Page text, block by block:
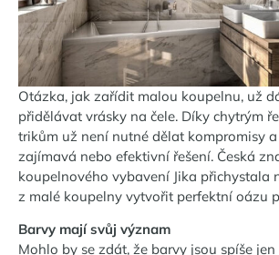
Otázka, jak zařídit malou koupelnu, už
přidělávat vrásky na čele. Díky chytrým
trikům už není nutné dělat kompromisy
zajímavá nebo efektivní řešení. Česká
koupelnového vybavení Jika přichystala
z malé koupelny vytvořit perfektní oázu
Barvy mají svůj význam
Mohlo by se zdát, že barvy jsou spíše